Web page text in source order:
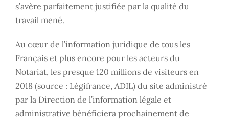
s’avère parfaitement justifiée par la qualité du
travail mené.
Au cœur de l’information juridique de tous les
Français et plus encore pour les acteurs du
Notariat, les presque 120 millions de visiteurs en
2018 (source : Légifrance, ADIL) du site administré
par la Direction de l’information légale et
administrative bénéficiera prochainement de